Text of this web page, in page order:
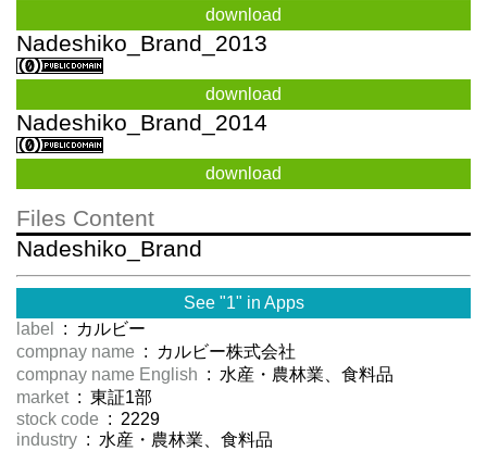
download
Nadeshiko_Brand_2013
download
Nadeshiko_Brand_2014
download
Files Content
Nadeshiko_Brand
See "1" in Apps
label
: カルビー
compnay name : カルビー株式会社
compnay name English : 水産・農林業、食料品
market : 東証1部
stock code : 2229
industry : 水産・農林業、食料品